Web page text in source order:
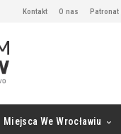
Kontakt O nas Patronat
Miejsca We Wrocławiu